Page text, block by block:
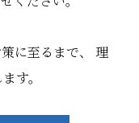
に至るまで、
理
す。